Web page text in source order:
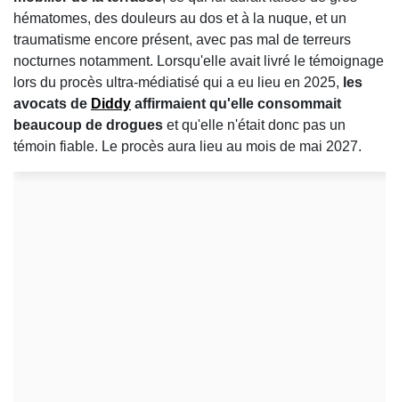
hématomes, des douleurs au dos et à la nuque, et un
traumatisme encore présent, avec pas mal de terreurs
nocturnes notamment. Lorsqu'elle avait livré le témoignage
lors du procès ultra-médiatisé qui a eu lieu en 2025, les
avocats de Diddy affirmaient qu'elle consommait
beaucoup de drogues et qu'elle n'était donc pas un
témoin fiable. Le procès aura lieu au mois de mai 2027.